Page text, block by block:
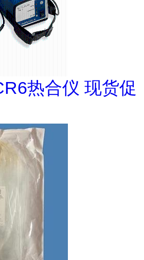
热合仪 现货促